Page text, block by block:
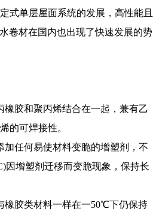
式单层屋面系统的发展，高性能且
卷材在国内也出现了快速发展的势
橡胶和聚丙烯结合在一起，兼有乙
的可焊接性。
加任何易使材料变脆的增塑剂，不
因增塑剂迁移而变脆现象，保持长
橡胶类材料一样在一50℃下仍保持